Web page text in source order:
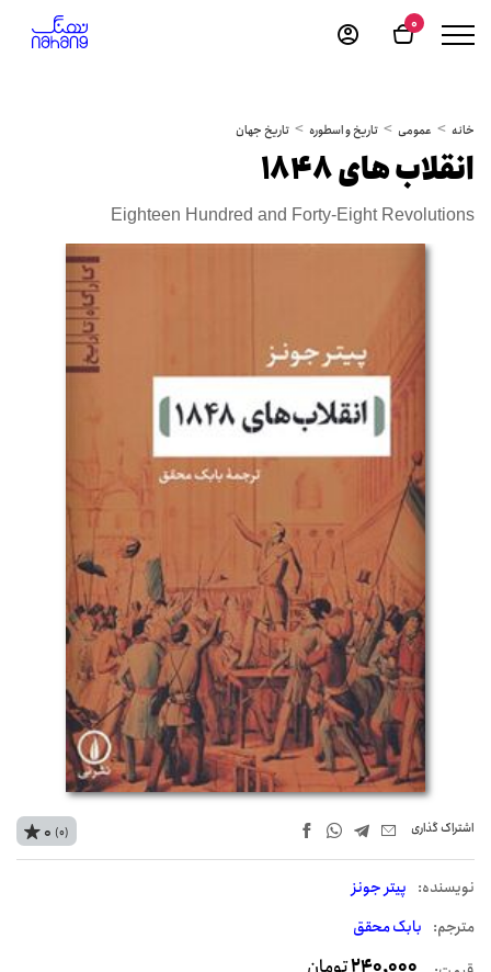
0
خانه عمومی تاریخ و اسطوره تاریخ جهان
انقلاب های 1848
Eighteen Hundred and Forty-Eight Revolutions
اشتراک‌ گذاری
نويسنده: پیتر جونز
مترجم: بابک محقق
0 (0)